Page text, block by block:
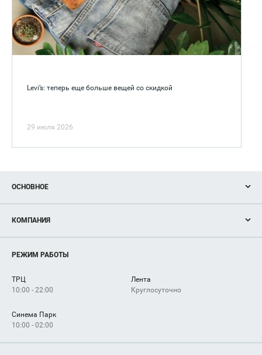
Levi’s: теперь еще больше вещей со скидкой
29 июля 2026
ОСНОВНОЕ
Новости
Магазины
Услуги
КОМПАНИЯ
Рекламодателям
Как добраться
РЕЖИМ РАБОТЫ
ТРЦ
10:00 - 22:00
Лента
Круглосуточно
Синема Парк
10:00 - 02:00